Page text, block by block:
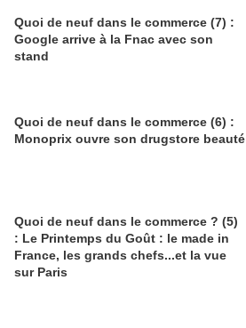
Quoi de neuf dans le commerce (7) :
Google arrive à la Fnac avec son
stand
Quoi de neuf dans le commerce (6) :
Monoprix ouvre son drugstore beauté
Quoi de neuf dans le commerce ? (5)
: Le Printemps du Goût : le made in
France, les grands chefs...et la vue
sur Paris